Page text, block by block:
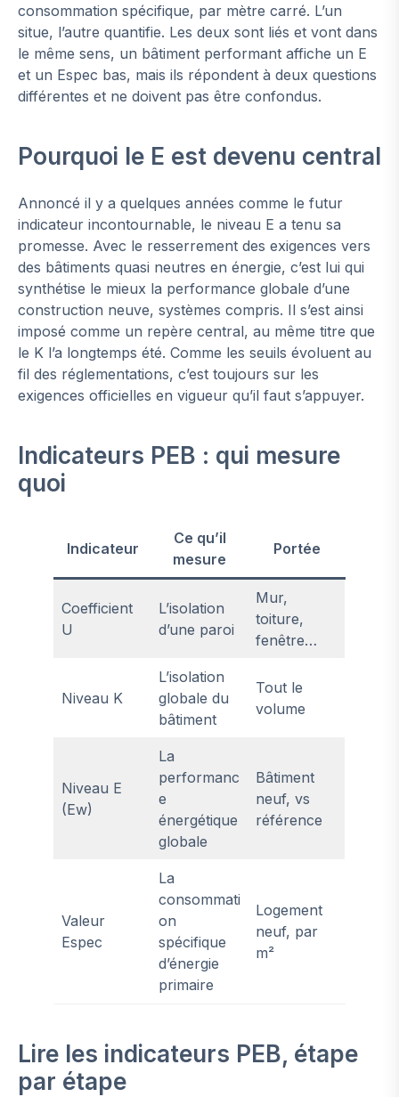
consommation spécifique, par mètre carré. L’un
situe, l’autre quantifie. Les deux sont liés et vont dans
le même sens, un bâtiment performant affiche un E
et un Espec bas, mais ils répondent à deux questions
différentes et ne doivent pas être confondus.
Pourquoi le E est devenu central
Annoncé il y a quelques années comme le futur
indicateur incontournable, le niveau E a tenu sa
promesse. Avec le resserrement des exigences vers
des bâtiments quasi neutres en énergie, c’est lui qui
synthétise le mieux la performance globale d’une
construction neuve, systèmes compris. Il s’est ainsi
imposé comme un repère central, au même titre que
le K l’a longtemps été. Comme les seuils évoluent au
fil des réglementations, c’est toujours sur les
exigences officielles en vigueur qu’il faut s’appuyer.
Indicateurs PEB : qui mesure
quoi
Indicateur
Ce qu’il
mesure
Portée
Coefficient
U
L’isolation
d’une paroi
Mur,
toiture,
fenêtre…
Niveau K
L’isolation
globale du
bâtiment
Tout le
volume
Niveau E
(Ew)
La
performanc
e
énergétique
globale
Bâtiment
neuf, vs
référence
Valeur
Espec
La
consommati
on
spécifique
d’énergie
primaire
Logement
neuf, par
m²
Lire les indicateurs PEB, étape
par étape